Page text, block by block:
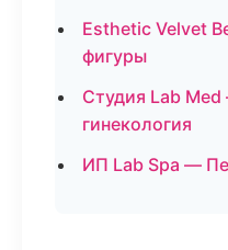
Esthetic Velvet
фигуры
Студия Lab
гинекология
ИП Lab Spa —